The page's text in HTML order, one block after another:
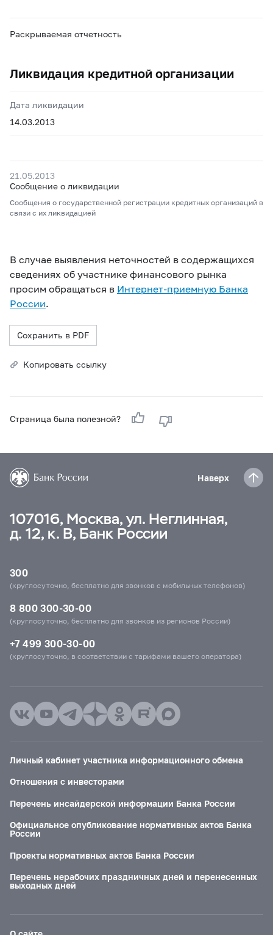
Раскрываемая отчетность
Ликвидация кредитной организации
Дата ликвидации
14.03.2013
21.05.2013
Сообщение о ликвидации
Сообщения о государственной регистрации кредитных организаций в
связи с их ликвидацией
В случае выявления неточностей в содержащихся
сведениях об участнике финансового рынка
просим обращаться в Интернет-приемную Банка
России.
Сохранить в PDF
Копировать ссылку
Страница была полезной?
Наверх
107016, Москва, ул. Неглинная,
д. 12, к. В, Банк России
300
(круглосуточно, бесплатно для звонков с мобильных телефонов)
8 800 300-30-00
(круглосуточно, бесплатно для звонков из регионов России)
+7 499 300-30-00
(круглосуточно, в соответствии с тарифами вашего оператора)
Личный кабинет участника информационного обмена
Отношения с инвесторами
Перечень инсайдерской информации Банка России
Официальное опубликование нормативных актов Банка
России
Проекты нормативных актов Банка России
Перечень нерабочих праздничных дней и перенесенных
выходных дней